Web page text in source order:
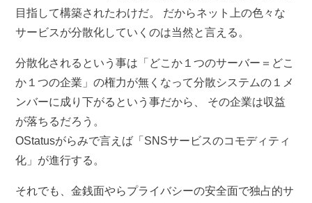
目指して構築されたわけだ。 だからネット上の色々な
サービスが分散化していくのは当然と言える。
分散化されるという事は「どこか１つのサーバー＝どこ
か１つの企業」の権力が無くなって分散システムの１メ
ンバーに成り下がるという事だから、 その企業は収益
が落ちるだろう。
OStatusがらみで言えば「SNSサービスのコモディティ
化」が進行する。
それでも、金銭面やらプライバシーの安全面で独占的サ